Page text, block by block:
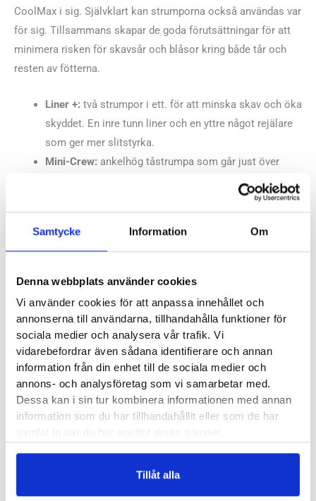
Samtycke Information Om
Denna webbplats använder cookies
Vi använder cookies för att anpassa innehållet och
annonserna till användarna, tillhandahålla funktioner för
sociala medier och analysera vår trafik. Vi
vidarebefordrar även sådana identifierare och annan
information från din enhet till de sociala medier och
annons- och analysföretag som vi samarbetar med.
Dessa kan i sin tur kombinera informationen med annan
information som du har tillhandahållit eller som de har
samlat in när du har använt deras tjänster.
Tillåt alla
CoolMax i sig. Självklart kan strumporna också användas var
för sig. Tillsammans skapar de goda förutsättningar för att
minimera risken för skavsår och blåsor kring både tår och
resten av fötterna.
Liner +: två strumpor i ett. för att minska skav och öka
skyddet. En inre tunn liner och en yttre något rejälare
som ger mer slitstyrka.
Mini-Crew:ankelhög tåstrumpa som går just över
Material:
Inre Liner tåstrumpa – 63% CoolMax EcoMade® 33%
Yttre strumpa – 33% CoolMax EcoMade® 65% Nylon
2% Lycra®
Storleksguide
S/M = 37-44
L/XL = 44.5-47.5
Injinjis artikelnummer: